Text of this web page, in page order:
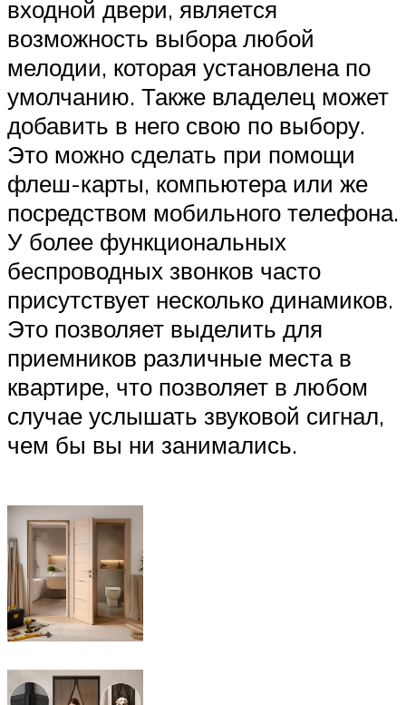
входной двери, является
возможность выбора любой
мелодии, которая установлена по
умолчанию. Также владелец может
добавить в него свою по выбору.
Это можно сделать при помощи
флеш-карты, компьютера или же
посредством мобильного телефона.
У более функциональных
беспроводных звонков часто
присутствует несколько динамиков.
Это позволяет выделить для
приемников различные места в
квартире, что позволяет в любом
случае услышать звуковой сигнал,
чем бы вы ни занимались.